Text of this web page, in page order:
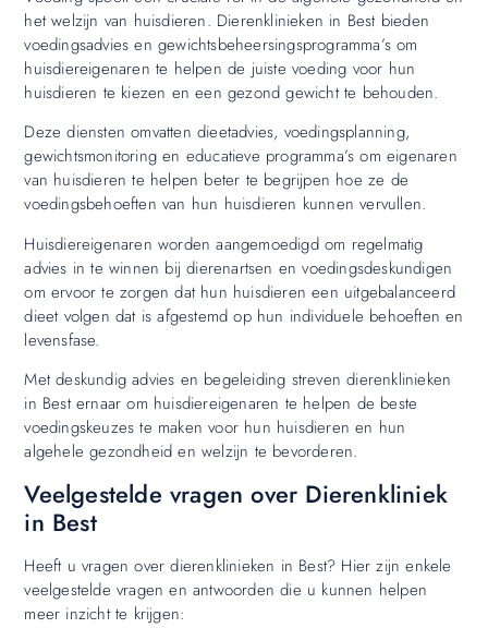
het welzijn van huisdieren. Dierenklinieken in Best bieden
voedingsadvies en gewichtsbeheersingsprogramma’s om
huisdiereigenaren te helpen de juiste voeding voor hun
huisdieren te kiezen en een gezond gewicht te behouden.
Deze diensten omvatten dieetadvies, voedingsplanning,
gewichtsmonitoring en educatieve programma’s om eigenaren
van huisdieren te helpen beter te begrijpen hoe ze de
voedingsbehoeften van hun huisdieren kunnen vervullen.
Huisdiereigenaren worden aangemoedigd om regelmatig
advies in te winnen bij dierenartsen en voedingsdeskundigen
om ervoor te zorgen dat hun huisdieren een uitgebalanceerd
dieet volgen dat is afgestemd op hun individuele behoeften en
levensfase.
Met deskundig advies en begeleiding streven dierenklinieken
in Best ernaar om huisdiereigenaren te helpen de beste
voedingskeuzes te maken voor hun huisdieren en hun
algehele gezondheid en welzijn te bevorderen.
Veelgestelde vragen over Dierenkliniek
in Best
Heeft u vragen over dierenklinieken in Best? Hier zijn enkele
veelgestelde vragen en antwoorden die u kunnen helpen
meer inzicht te krijgen: